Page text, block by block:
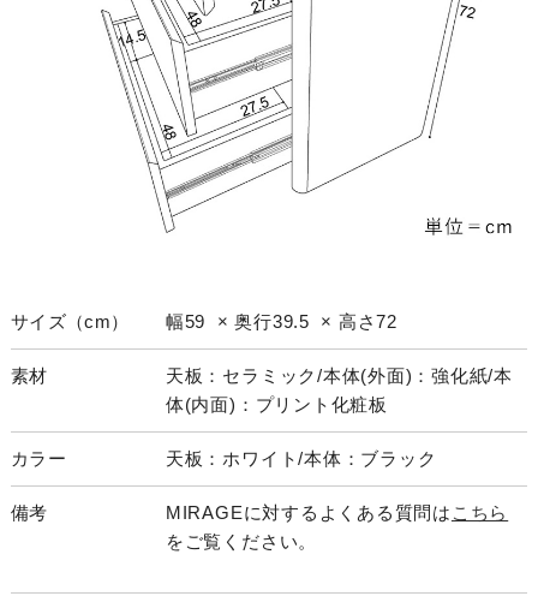
サイズ（cm） 幅59 × 奥行39.5 × 高さ72
素材
天板：セラミック/本体(外面)：強化紙/本
体(内面)：プリント化粧板
カラー 天板：ホワイト/本体：ブラック
備考 MIRAGEに対するよくある質問は こちら
をご覧ください。